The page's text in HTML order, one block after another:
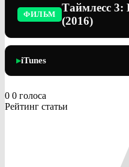
ФИЛЬМ
Таймлесс 3:
(2016)
▶iTunes
0 0 голоса
Рейтинг статьи